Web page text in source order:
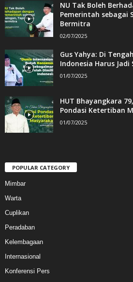
NU Tak Boleh
Pemerintah sebagai
Bermitra
02/07/2025
Gus Yahya: Di
Indonesia Harus Jadi
01/07/2025
HUT Bhayangkara
Pondasi Ketertiban
01/07/2025
POPULAR CATEGORY
Mimbar
Warta
Cuplikan
Peradaban
Kelembagaan
Internasional
Konferensi Pers